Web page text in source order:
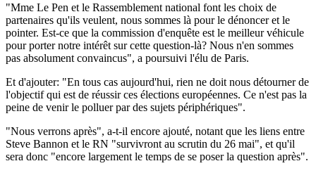
"Mme Le Pen et le Rassemblement national font les choix de
partenaires qu'ils veulent, nous sommes là pour le dénoncer et le
pointer. Est-ce que la commission d'enquête est le meilleur véhicule
pour porter notre intérêt sur cette question-là? Nous n'en sommes
pas absolument convaincus", a poursuivi l'élu de Paris.
Et d'ajouter: "En tous cas aujourd'hui, rien ne doit nous détourner de
l'objectif qui est de réussir ces élections européennes. Ce n'est pas la
peine de venir le polluer par des sujets périphériques".
"Nous verrons après", a-t-il encore ajouté, notant que les liens entre
Steve Bannon et le RN "survivront au scrutin du 26 mai", et qu'il
sera donc "encore largement le temps de se poser la question après".